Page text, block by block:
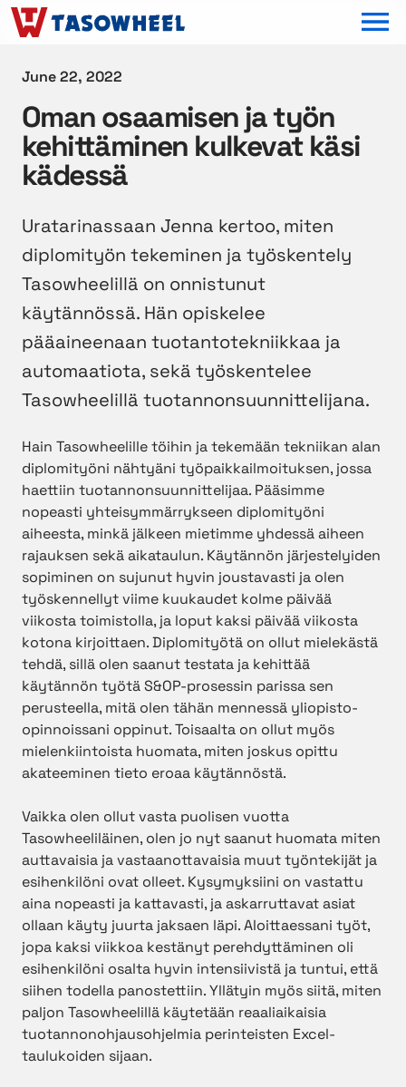
June 22, 2022
Oman osaamisen ja työn
kehittäminen kulkevat käsi
kädessä
Uratarinassaan Jenna kertoo, miten
diplomityön tekeminen ja työskentely
Tasowheelillä on onnistunut
käytännössä. Hän opiskelee
pääaineenaan tuotantotekniikkaa ja
automaatiota, sekä työskentelee
Tasowheelillä tuotannonsuunnittelijana.
Hain Tasowheelille töihin ja tekemään tekniikan alan
diplomityöni nähtyäni työpaikkailmoituksen, jossa
haettiin tuotannonsuunnittelijaa. Pääsimme
nopeasti yhteisymmärrykseen diplomityöni
aiheesta, minkä jälkeen mietimme yhdessä aiheen
rajauksen sekä aikataulun. Käytännön järjestelyiden
sopiminen on sujunut hyvin joustavasti ja olen
työskennellyt viime kuukaudet kolme päivää
viikosta toimistolla, ja loput kaksi päivää viikosta
kotona kirjoittaen. Diplomityötä on ollut mielekästä
tehdä, sillä olen saanut testata ja kehittää
käytännön työtä S&OP-prosessin parissa sen
perusteella, mitä olen tähän mennessä yliopisto-
opinnoissani oppinut. Toisaalta on ollut myös
mielenkiintoista huomata, miten joskus opittu
akateeminen tieto eroaa käytännöstä.
Vaikka olen ollut vasta puolisen vuotta
Tasowheeliläinen, olen jo nyt saanut huomata miten
auttavaisia ja vastaanottavaisia muut työntekijät ja
esihenkilöni ovat olleet. Kysymyksiini on vastattu
aina nopeasti ja kattavasti, ja askarruttavat asiat
ollaan käyty juurta jaksaen läpi. Aloittaessani työt,
jopa kaksi viikkoa kestänyt perehdyttäminen oli
esihenkilöni osalta hyvin intensiivistä ja tuntui, että
siihen todella panostettiin. Yllätyin myös siitä, miten
paljon Tasowheelillä käytetään reaaliaikaisia
tuotannonohjausohjelmia perinteisten Excel-
taulukoiden sijaan.